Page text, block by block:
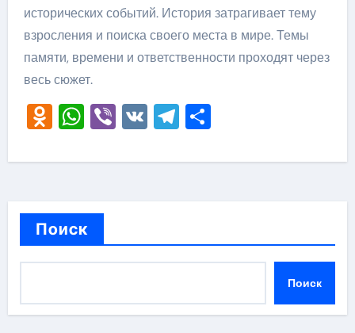
исторических событий. История затрагивает тему
взросления и поиска своего места в мире. Темы
памяти, времени и ответственности проходят через
весь сюжет.
Odnoklassniki
WhatsApp
Viber
VKTelegram
Отправить
Поиск
Поиск